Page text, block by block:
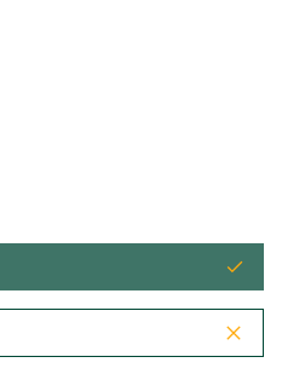
….. Igen, …… Nem, …..
szóló beszámolót.
15:20